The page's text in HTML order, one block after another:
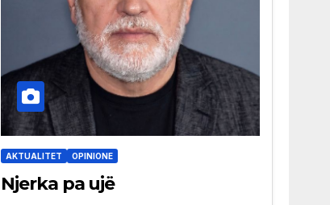
AKTUALITET OPINIONE
Njerka pa ujë